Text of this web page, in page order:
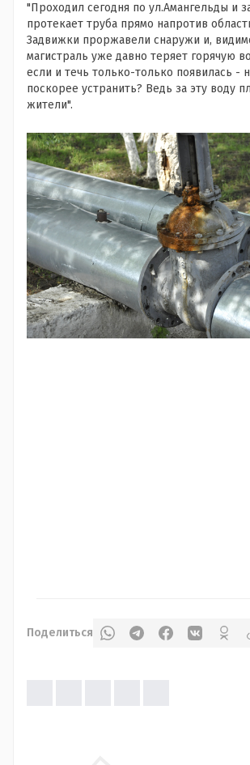
"Проходил сегодня по ул.Амангельды и
протекает труба прямо напротив
Задвижки проржавели снаружи и,
магистраль уже давно теряет горячую
если и течь только-только появилась -
поскорее устранить? Ведь за эту воду
жители".
Поделиться